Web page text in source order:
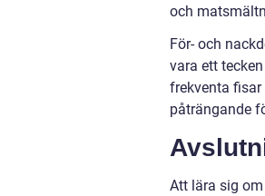
och
För- och
vara ett
frekventa
påträngande
Att lära sig